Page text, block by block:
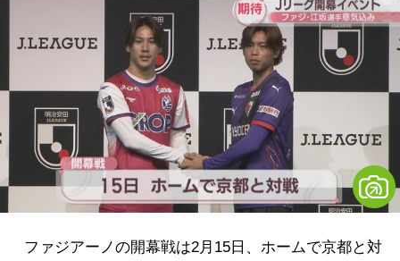
ファジアーノの開幕戦は2月15日、ホームで京都と対